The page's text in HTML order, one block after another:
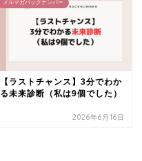
メルマガバックナンバー
【ラストチャンス】3分でわか
る未来診断（私は9個でした）
2026年6月16日